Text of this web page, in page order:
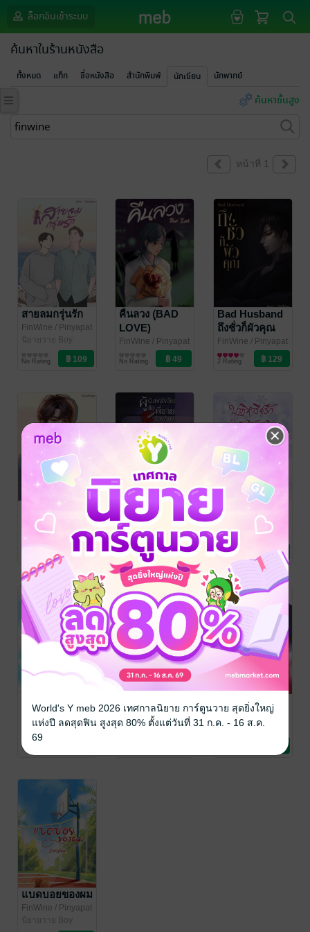
ล็อกอินเข้าระบบ
ค้นหาในร้านหนังสือ
ทั้งหมด แท็ก ชื่อหนังสือ สำนักพิมพ์ นักเขียน นักพากย์
ค้นหาขั้นสูง
หน้าที่ 1
สายลมกรุ่นรัก
FinWine / Pinyapat
นิยายวาย Boy
Love / Yaoi
No Rating
คืนลวง (ฺฺBAD
LOVE)
FinWine / Pinyapat
นิยายวาย Boy
Love / Yaoi
No Rating
Bad Husband
ถึงชั่วก็ผัวคุณ
FinWine / Pinyapat
นิยายวาย Boy
Love / Yaoi
2 Rating
อาร์มเป็นของ
บอส
FinWine/ Pinyapat
นิยายวาย Boy
Love / Yaoi
ผู้ต้องสงสัยคือพี่
ชายข้างห้อง
FinWine/ Pinyapat
นิยายวาย Boy
Love / Yaoi
No Rating
ปาฏิหาริย์รักใน
วันคริสต์มาสอีฟ
FinWine
/ Pinyapat
นิยายวาย Boy
Love / Yaoi
1 Rating
กลาง
FinWine/ Pinyapat
นิยายวาย Boy
Love / Yaoi
1 Rating
สายวาย
FinWine/ Pinyapat
Love / Yaoi
ทาสแค้นแสนรัก
FinWine/ Pinyapat
นิยายวาย Boy
แบดบอยของผม
FinWine / Pinyapat
นิยายวาย Boy
World's Y meb 2026 เทศกาลนิยาย การ์ตูนวาย สุดยิ่งใหญ่
แห่งปี ลดสุดฟิน สูงสุด 80% ตั้งแต่วันที่ 31 ก.ค. - 16 ส.ค.
69